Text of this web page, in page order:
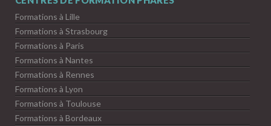
Formations à Lille
Formations à Strasbourg
Formations à Paris
Formations à Nantes
Formations à Rennes
Formations à Lyon
Formations à Toulouse
Formations à Bordeaux